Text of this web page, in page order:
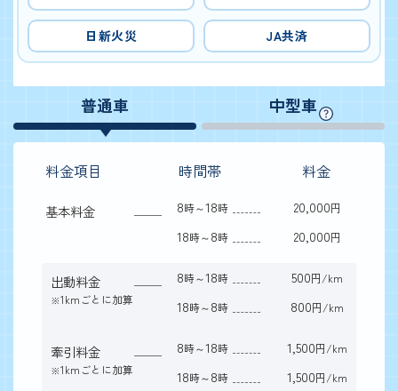
日新火災 JA共済
普通車 中型車
料金項目 時間帯 料金
基本料金 8時～18時 20,000円
18時～8時 20,000円
出動料金
※1kmごとに加算
8時～18時 500円/km
18時～8時 800円/km
牽引料金
※1kmごとに加算
8時～18時 1,500円/km
18時～8時 1,500円/km